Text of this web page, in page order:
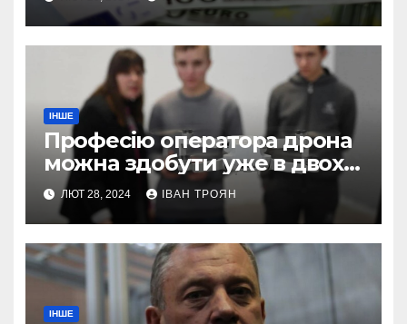
ІНШЕ
Професію оператора дрона
можна здобути уже в двох
профтехах Львівщини
ЛЮТ 28, 2024 ІВАН ТРОЯН
ІНШЕ